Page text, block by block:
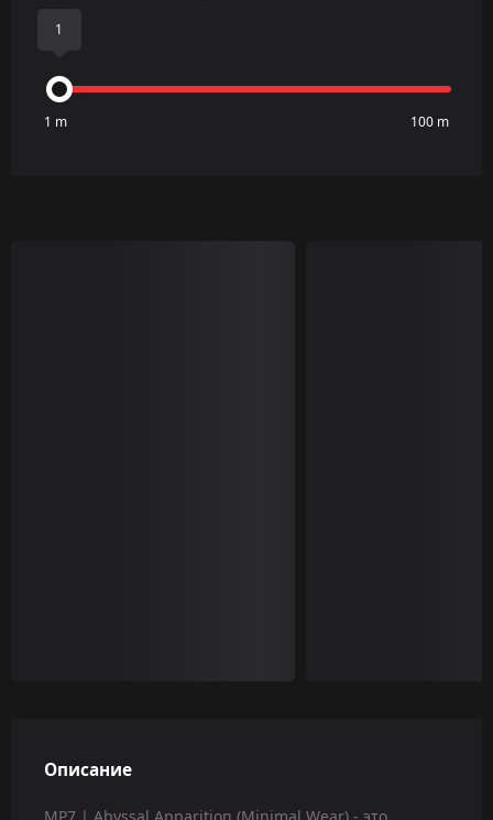
1
1 m 100 m
Описание
MP7 | Abyssal Apparition (Minimal Wear) - это